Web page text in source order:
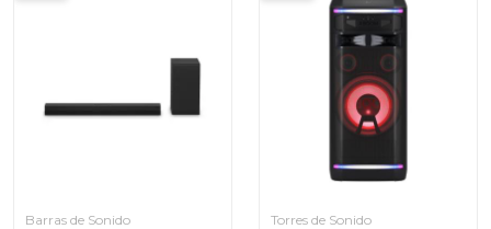
Barras de Sonido Torres de Sonido